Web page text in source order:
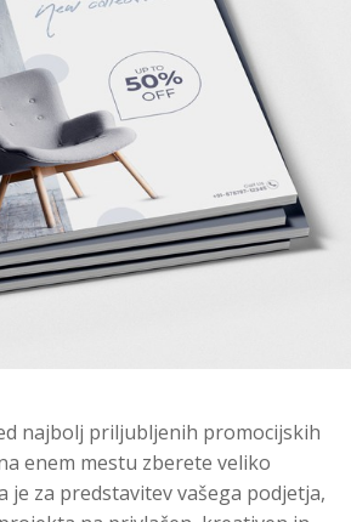
najbolj priljubljenih promocijskih
enem mestu zberete veliko
je za predstavitev vašega podjetja,